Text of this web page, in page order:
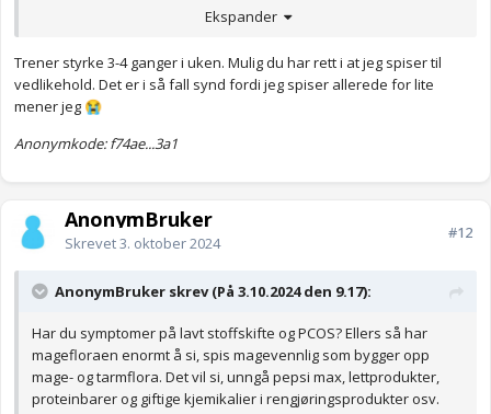
er en kilo fra eller til ingenting, for det kan variere fra den ene
Jeg har nylig gått ned en del i vekt og er 164 cm og 62 kg nå. Har
holdt denne vekten i ca et halvt år ved å ligge på 1700-1800
da, og styrke trener jeg bare 1-2 ganger i uka. Går en tur med
Anonymkode: e8b84...2bc
Ekspander
Trener styrke 3-4 ganger i uken. Mulig du har rett i at jeg spiser til
vedlikehold. Det er i så fall synd fordi jeg spiser allerede for lite
mener jeg 😭
Anonymkode: f74ae...3a1
AnonymBruker
Skrevet3. oktober 2024
#12
AnonymBruker skrev (På 3.10.2024 den 9.17):
Har du symptomer på lavt stoffskifte og PCOS? Ellers så har
magefloraen enormt å si, spis magevennlig som bygger opp
mage- og tarmflora. Det vil si, unngå pepsi max, lettprodukter,
proteinbarer og giftige kjemikalier i rengjøringsprodukter osv.